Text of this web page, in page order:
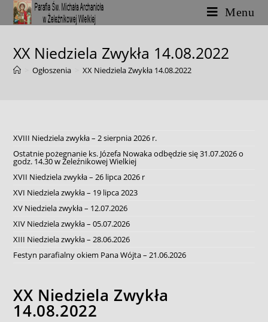
Skip
content
Menu
XX Niedziela Zwykła 14.08.2022
Ogłoszenia XX Niedziela Zwykła 14.08.2022
XVIII Niedziela zwykła – 2 sierpnia 2026 r.
Ostatnie pożegnanie ks. Józefa Nowaka odbędzie się 31.07.2026 o
godz. 14.30 w Żeleźnikowej Wielkiej
XVII Niedziela zwykła – 26 lipca 2026 r
XVI Niedziela zwykła – 19 lipca 2023
XV Niedziela zwykła – 12.07.2026
XIV Niedziela zwykła – 05.07.2026
XIII Niedziela zwykła – 28.06.2026
Festyn parafialny okiem Pana Wójta – 21.06.2026
XX Niedziela Zwykła
14.08.2022